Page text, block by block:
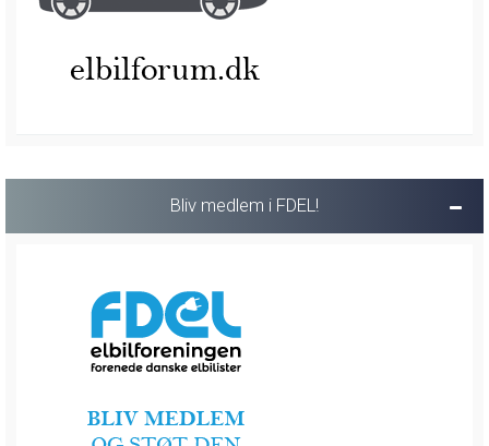
Bliv medlem i FDEL!